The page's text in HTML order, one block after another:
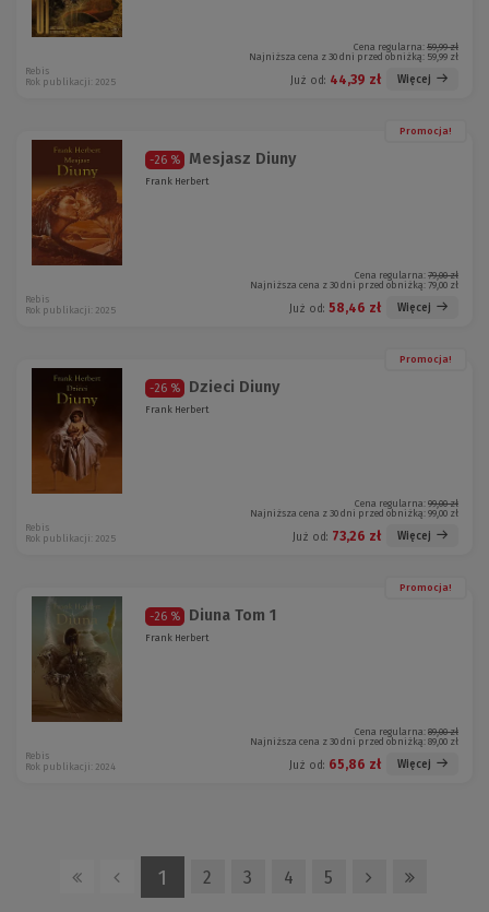
Cena regularna: 59,99 zł
Najniższa cena z 30 dni przed obniżką: 59,99 zł
Już od: 44,39 zł Więcej
Rebis
Rok publikacji: 2025
Promocja!
-26 % Mesjasz Diuny
Frank Herbert
Cena regularna: 79,00 zł
Najniższa cena z 30 dni przed obniżką: 79,00 zł
Już od: 58,46 zł Więcej
Rebis
Rok publikacji: 2025
Promocja!
-26 % Dzieci Diuny
Frank Herbert
Cena regularna: 99,00 zł
Najniższa cena z 30 dni przed obniżką: 99,00 zł
Już od: 73,26 zł Więcej
Rebis
Rok publikacji: 2025
Promocja!
-26 % Diuna Tom 1
Frank Herbert
Cena regularna: 89,00 zł
Najniższa cena z 30 dni przed obniżką: 89,00 zł
Już od: 65,86 zł Więcej
Rebis
Rok publikacji: 2024
1 2 3 4 5